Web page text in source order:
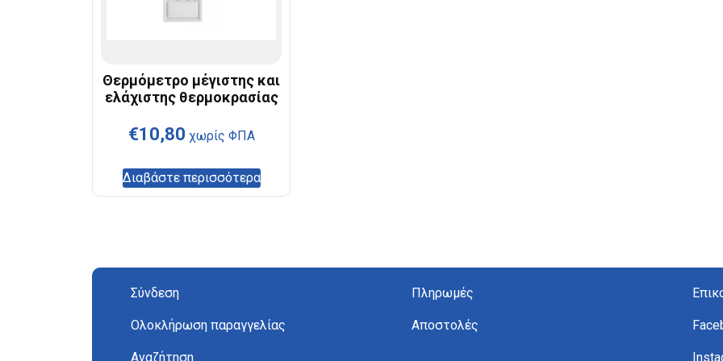
Θερμόμετρο μέγιστης και
ελάχιστης θερμοκρασίας
€10,80 χωρίς ΦΠΑ
Διαβάστε περισσότερα
Σύνδεση
Ολοκλήρωση παραγγελίας
Αναζήτηση
Πληρωμές
Αποστολές